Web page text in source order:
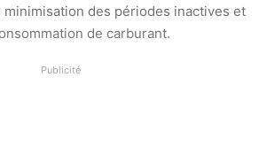
minimisation des périodes inactives et
de carburant.
Publicité